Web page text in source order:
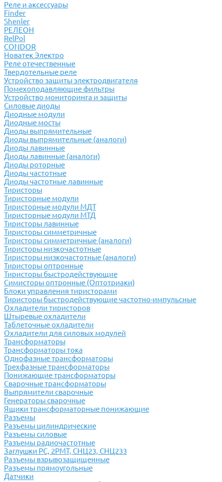
Реле и аксессуары
Finder
Shenler
РЕЛЕОН
RelPol
CONDOR
Новатек Электро
Реле отечественные
Твердотельные реле
Устройство защиты электродвигателя
Помехоподавляющие фильтры
Устройство мониторинга и защиты
Силовые диоды
Диодные модули
Диодные мосты
Диоды выпрямительные
Диоды выпрямительные (аналоги)
Диоды лавинные
Диоды лавинные (аналоги)
Диоды роторные
Диоды частотные
Диоды частотные лавинные
Тиристоры
Тиристорные модули
Тиристорные модули МДТ
Тиристорные модули МТД
Тиристоры лавинные
Тиристоры симметричные
Тиристоры симметричные (аналоги)
Тиристоры низкочастотные
Тиристоры низкочастотные (аналоги)
Тиристоры оптронные
Тиристоры быстродействующие
Симисторы оптронные (Оптотриаки)
Блоки управления тиристорами
Тиристоры быстродействующие частотно-импульсные
Охладители тиристоров
Штыревые охладители
Таблеточные охладители
Охладители для силовых модулей
Трансформаторы
Трансформаторы тока
Однофазные трансформаторы
Трехфазные трансформаторы
Понижающие трансформаторы
Сварочные трансформаторы
Выпрямители сварочные
Генераторы сварочные
Ящики трансформаторные понижающие
Разъемы
Разъемы цилиндрические
Разъемы силовые
Разъемы радиочастотные
Заглушки РС, 2РМТ, СНЦ23, СНЦ233
Разъемы взрывозащищенные
Разъемы прямоугольные
Датчики